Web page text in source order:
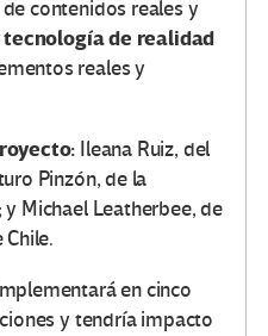
contenidos reales y
tecnología de realidad
reales y
Ileana Ruiz, del
Pinzón, de la
Michael Leatherbee, de
en cinco
y tendría impacto